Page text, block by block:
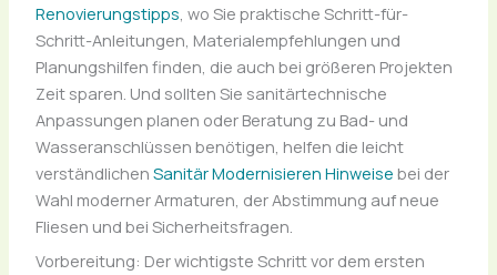
Renovierungstipps , wo Sie praktische Schritt-für-
Schritt-Anleitungen, Materialempfehlungen und
Planungshilfen finden, die auch bei größeren Projekten
Zeit sparen. Und sollten Sie sanitärtechnische
Anpassungen planen oder Beratung zu Bad- und
Wasseranschlüssen benötigen, helfen die leicht
verständlichen Sanitär Modernisieren Hinweise bei der
Wahl moderner Armaturen, der Abstimmung auf neue
Fliesen und bei Sicherheitsfragen.
Vorbereitung: Der wichtigste Schritt vor dem ersten